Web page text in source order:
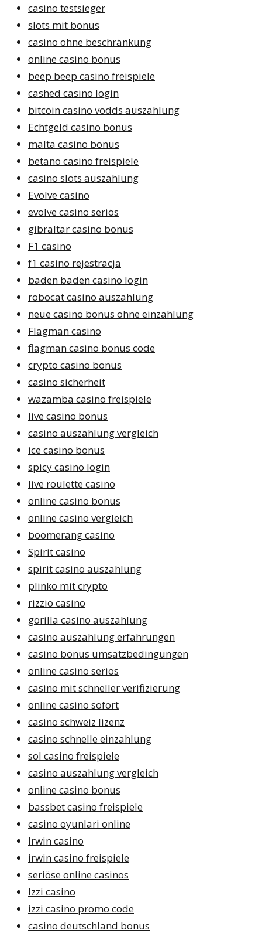
casino testsieger
slots mit bonus
casino ohne beschränkung
online casino bonus
beep beep casino freispiele
cashed casino login
bitcoin casino vodds auszahlung
Echtgeld casino bonus
malta casino bonus
betano casino freispiele
casino slots auszahlung
Evolve casino
evolve casino seriös
gibraltar casino bonus
F1 casino
f1 casino rejestracja
baden baden casino login
robocat casino auszahlung
neue casino bonus ohne einzahlung
Flagman casino
flagman casino bonus code
crypto casino bonus
casino sicherheit
wazamba casino freispiele
live casino bonus
casino auszahlung vergleich
ice casino bonus
spicy casino login
live roulette casino
online casino bonus
online casino vergleich
boomerang casino
Spirit casino
spirit casino auszahlung
plinko mit crypto
rizzio casino
gorilla casino auszahlung
casino auszahlung erfahrungen
casino bonus umsatzbedingungen
online casino seriös
casino mit schneller verifizierung
online casino sofort
casino schweiz lizenz
casino schnelle einzahlung
sol casino freispiele
casino auszahlung vergleich
online casino bonus
bassbet casino freispiele
casino oyunlari online
Irwin casino
irwin casino freispiele
seriöse online casinos
Izzi casino
izzi casino promo code
casino deutschland bonus